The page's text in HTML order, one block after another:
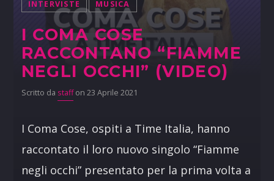
INTERVISTE MUSICA
I COMA COSE
RACCONTANO “FIAMME
NEGLI OCCHI” (VIDEO)
Scritto da staffon 23 Aprile 2021
I Coma Cose, ospiti a Time Italia, hanno
raccontato il loro nuovo singolo “Fiamme
negli occhi” presentato per la prima volta a